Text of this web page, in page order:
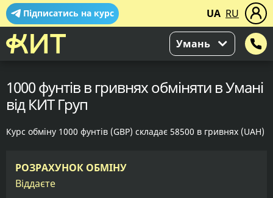
Підписатись на курс UA RU
Умань
1000 фунтів в гривнях обміняти в Умані
від КИТ Груп
Курс обміну 1000 фунтів (GBP) складає 58500 в гривнях (UAH)
РОЗРАХУНОК ОБМІНУ
Віддаєте